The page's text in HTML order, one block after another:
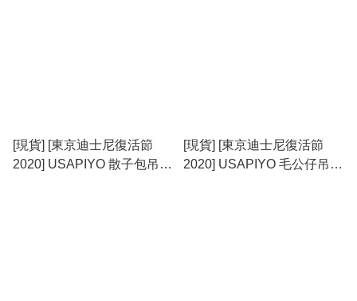
[現貨] [東京迪士尼復活節
2020] USAPIYO 散子包吊飾
[現貨] [東京迪士尼復活節
2020] USAPIYO 毛公仔吊飾